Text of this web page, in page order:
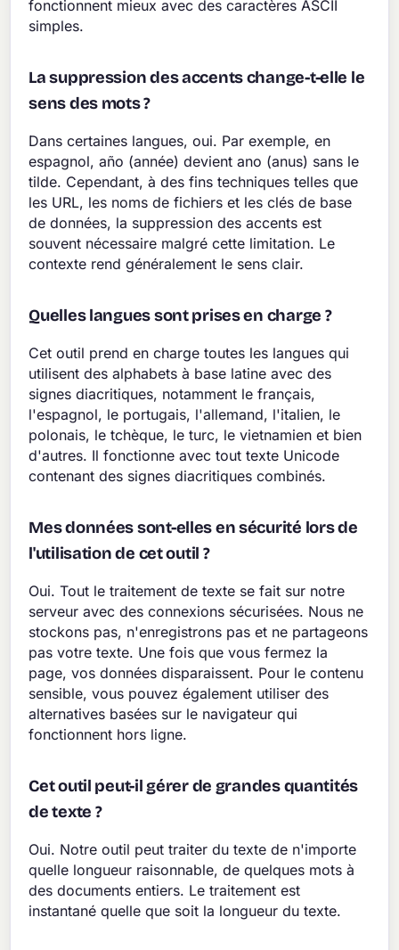
fonctionnent mieux avec des caractères ASCII
simples.
La suppression des accents change-t-elle le
sens des mots ?
Dans certaines langues, oui. Par exemple, en
espagnol, año (année) devient ano (anus) sans le
tilde. Cependant, à des fins techniques telles que
les URL, les noms de fichiers et les clés de base
de données, la suppression des accents est
souvent nécessaire malgré cette limitation. Le
contexte rend généralement le sens clair.
Quelles langues sont prises en charge ?
Cet outil prend en charge toutes les langues qui
utilisent des alphabets à base latine avec des
signes diacritiques, notamment le français,
l'espagnol, le portugais, l'allemand, l'italien, le
polonais, le tchèque, le turc, le vietnamien et bien
d'autres. Il fonctionne avec tout texte Unicode
contenant des signes diacritiques combinés.
Mes données sont-elles en sécurité lors de
l'utilisation de cet outil ?
Oui. Tout le traitement de texte se fait sur notre
serveur avec des connexions sécurisées. Nous ne
stockons pas, n'enregistrons pas et ne partageons
pas votre texte. Une fois que vous fermez la
page, vos données disparaissent. Pour le contenu
sensible, vous pouvez également utiliser des
alternatives basées sur le navigateur qui
fonctionnent hors ligne.
Cet outil peut-il gérer de grandes quantités
de texte ?
Oui. Notre outil peut traiter du texte de n'importe
quelle longueur raisonnable, de quelques mots à
des documents entiers. Le traitement est
instantané quelle que soit la longueur du texte.